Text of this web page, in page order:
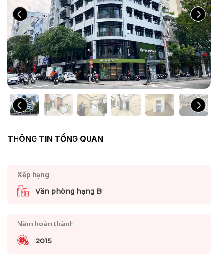
THÔNG TIN TỔNG QUAN
Xếp hạng
Văn phòng hạng B
Năm hoàn thành
2015